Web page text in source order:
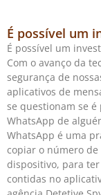
É possível um
É possível um
Com o avanço da
segurança de
aplicativos de
se questionam se
WhatsApp de
WhatsApp é uma
copiar o número
dispositivo, para
contidas no